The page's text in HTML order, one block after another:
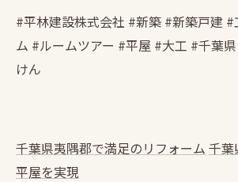
#平林建設株式会社 #新築 #新築戸建
ム #ルームツアー #平屋 #大工 #千葉
けん
千葉県夷隅郡で満足のリフォーム 千葉
平屋を実現